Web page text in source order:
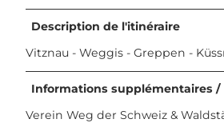
Description de l'itinéraire
Vitznau - Weggis - Greppen -
Informations supplémentaires /
Verein Weg der Schweiz &